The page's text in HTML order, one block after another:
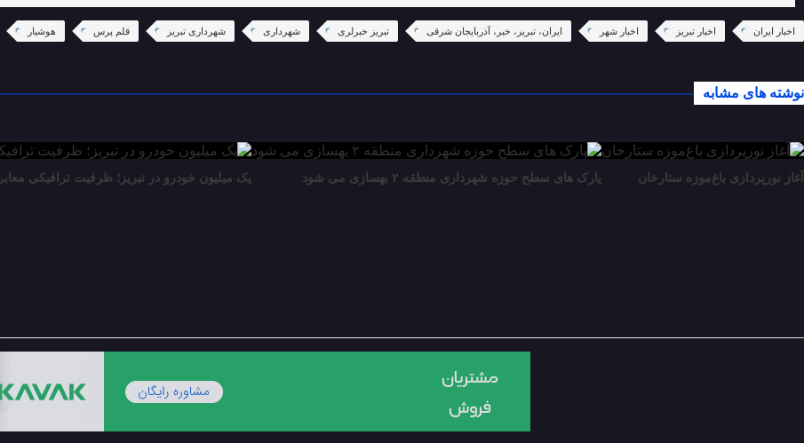
اخبار ایران اخبار تبریز اخبار شهر ایران، تبریز، خبر، آذربایجان شرقی تبریز خبرلری شهرداری شهرداری تبریز قلم پرس هوشیار
نوشته های مشابه
آغاز نورپردازی باغ‌موزه ستارخان پارک های سطح حوزه شهرداری منطقه ۲ بهسازی می شود یک میلیون خودرو در تبریز؛ ظرفیت ترافیکی معابر ۳۵۰ هزار خودرو